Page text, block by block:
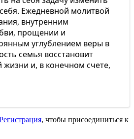
Ежедневной молитвой
внутренним
прощении и
углублением веры в
семья восстановит
и, в конечном счете,
, чтобы присоединиться к